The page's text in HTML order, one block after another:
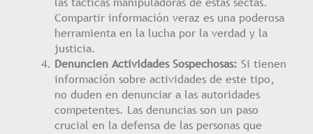
Compartir información veraz es una poderosa
herramienta en la lucha por la verdad y la
justicia.
Denuncien Actividades Sospechosas: Si tienen
información sobre actividades de este tipo,
no duden en denunciar a las autoridades
competentes. Las denuncias son un paso
crucial en la defensa de las personas que